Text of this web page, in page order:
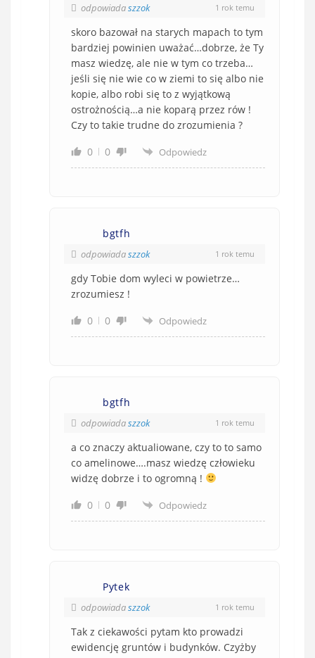
odpowiadaszzok 1 rok temu
skoro bazował na starych mapach to tym
bardziej powinien uważać…dobrze, że Ty
masz wiedzę, ale nie w tym co trzeba…
jeśli się nie wie co w ziemi to się albo nie
kopie, albo robi się to z wyjątkową
ostrożnością…a nie koparą przez rów !
Czy to takie trudne do zrozumienia ?
0
0 Odpowiedz
bgtfh
odpowiadaszzok 1 rok temu
gdy Tobie dom wyleci w powietrze…
zrozumiesz !
0
0 Odpowiedz
bgtfh
odpowiadaszzok 1 rok temu
a co znaczy aktualiowane, czy to to samo
co amelinowe….masz wiedzę człowieku
widzę dobrze i to ogromną !
0
0 Odpowiedz
Pytek
odpowiadaszzok 1 rok temu
Tak z ciekawości pytam kto prowadzi
ewidencję gruntów i budynków. Czyżby